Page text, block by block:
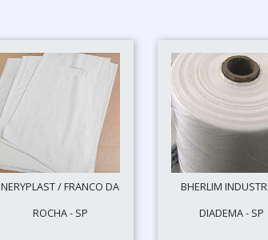
NERYPLAST / FRANCO DA
ROCHA - SP
BHERLIM
DIADEMA - SP